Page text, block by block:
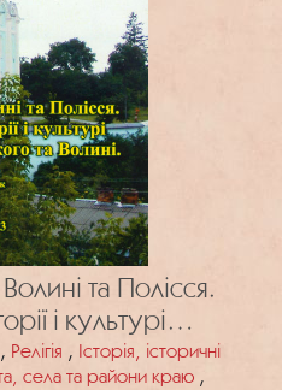
та Полісся.
і культурі
та Волині.
, Релігія , Історія, історичні
села та райони краю ,